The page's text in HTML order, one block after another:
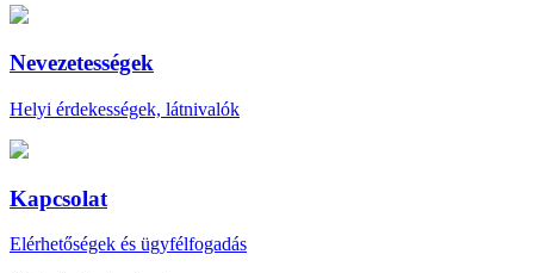
Nevezetességek
Helyi érdekességek, látnivalók
Kapcsolat
Elérhetőségek és ügyfélfogadás